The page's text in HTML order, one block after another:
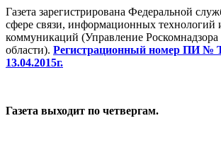
Газета зарегистрирована Федеральной
сфере связи, информационных технологий
коммуникаций (Управление
области). Регистрационный номер ПИ №
13.04.2015г.
Газета выходит по четвергам.